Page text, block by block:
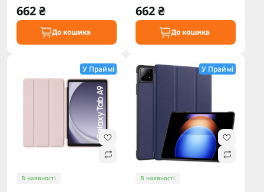
662 ₴
До кошика
662 ₴
До кошика
У Праймі
В наявності
У Праймі
В наявності